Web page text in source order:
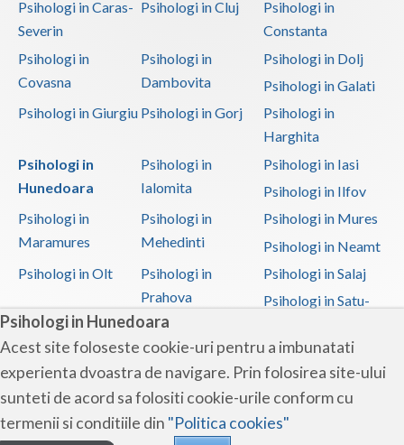
Psihologi in Hunedoara
Acest site foloseste cookie-uri pentru a imbunatati
experienta dvoastra de navigare. Prin folosirea site-ului
sunteti de acord sa folositi cookie-urile conform cu
termenii si conditiile din "Politica cookies"
Psihoterapie - Interventie psihoterapeutica in ... (1)
Psihoterapie - Interventie psihoterapeutica in ... (1)
Psihoterapie - Interventie psihoterapeutica in ... (1)
Psihoterapie suportiva (1)
Psihoterapie, asistenta si consultanta psihologica (1)
Psihoterapie- Interventie psihoterapeutica in b... (1)
Psihologi in Caras-
Severin
Psihologi in Cluj
Psihologi in
Constanta
Psihologi in
Covasna
Psihologi in
Dambovita
Psihologi in Dolj
Psihologi in Galati
Psihologi in Giurgiu Psihologi in Gorj
Psihologi in
Harghita
Psihologi in
Hunedoara
Psihologi in
Ialomita
Psihologi in Iasi
Psihologi in Ilfov
Psihologi in
Maramures
Psihologi in
Mehedinti
Psihologi in Mures
Psihologi in Neamt
Psihologi in Olt
Psihologi in
Prahova
Psihologi in Salaj
Psihologi in Satu-
Psihologi in Sibiu
Psihologi in
Suceava
Psihologi in
Teleorman
Psihologi in Timis
Psihologi in Tulcea Psihologi in Valcea
Psihologi in Vaslui
Psihologi in